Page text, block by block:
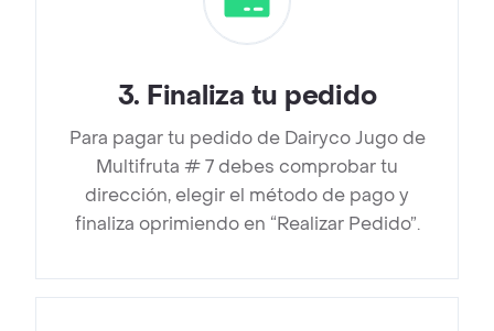
3. Finaliza tu pedido
Para pagar tu pedido de Dairyco Jugo de
Multifruta # 7 debes comprobar tu
dirección, elegir el método de pago y
finaliza oprimiendo en “Realizar Pedido”.